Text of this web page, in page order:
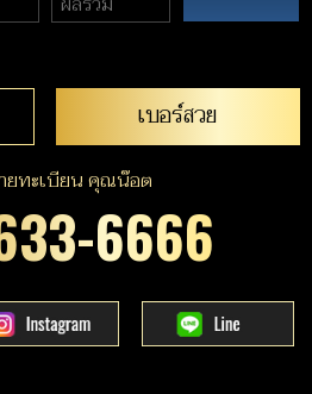
เบอร์สวย
ยทะเบียน คุณน๊อต
6666